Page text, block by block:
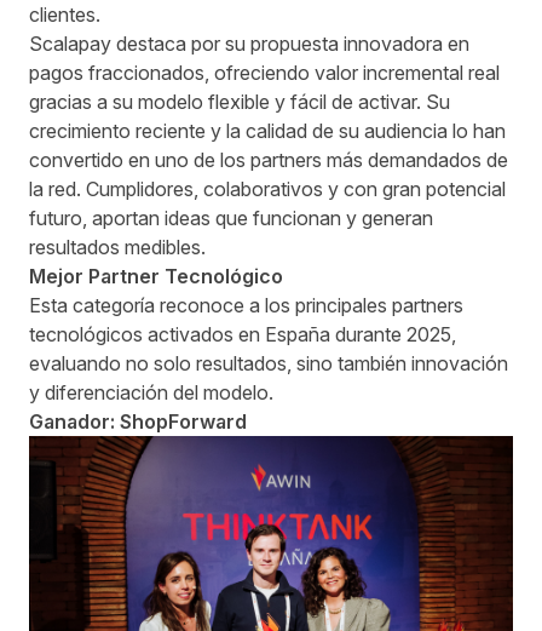
clientes.
Scalapay destaca por su propuesta innovadora en
pagos fraccionados, ofreciendo valor incremental real
gracias a su modelo flexible y fácil de activar. Su
crecimiento reciente y la calidad de su audiencia lo han
convertido en uno de los partners más demandados de
la red. Cumplidores, colaborativos y con gran potencial
futuro, aportan ideas que funcionan y generan
resultados medibles.
Mejor Partner Tecnológico
Esta categoría reconoce a los principales partners
tecnológicos activados en España durante 2025,
evaluando no solo resultados, sino también innovación
y diferenciación del modelo.
Ganador: ShopForward